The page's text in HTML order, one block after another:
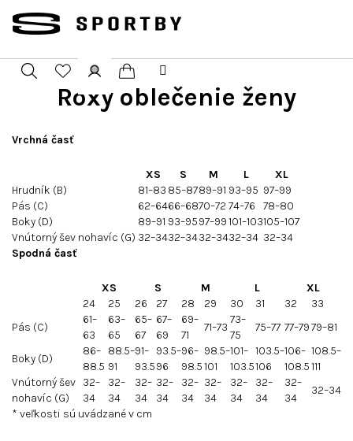
obsah
Hledat PřihlášeníNákupní
Roxy oblečenie ženy
Vrchná časť
XS S M L
XL
Hrudník (B)
81–83 85–8789–91 93–95 97–99
Pás (C)
62–6466–6870–72 74–76
78–80
Boky (D)
89–91 93–9597–99101–103105–107
Vnútorný šev nohavíc (G) 32–3432–3432–3432–34 32–34
Spodná časť
XS S M L
XL
24
25 26 27 28 29 30 31 32
33
Pás (C)
61–
63
63–
65
65–
67
67–
69
69–
71
71–73
73–
75
75–77 77–7979–81
Boky (D)
86–
88.5
88.5–
91
91–
93.5
93.5–
96
96–
98.5
98.5–
101
101–
103.5
103.5–
106
106–
108.5
108.5–
111
Vnútorný šev
nohavíc (G)
32–
34
32–
34
32–
34
32–
34
32–
34
32–
34
32–
34
32–
34
32–
34
32–34
* veľkosti sú uvádzané v cm